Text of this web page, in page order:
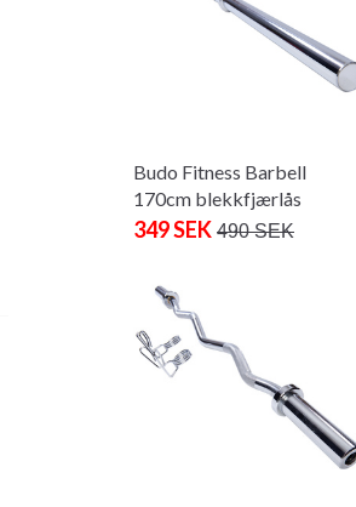
Budo Fitness Barbell
170cm blekkfjærlås
349 SEK 490 SEK